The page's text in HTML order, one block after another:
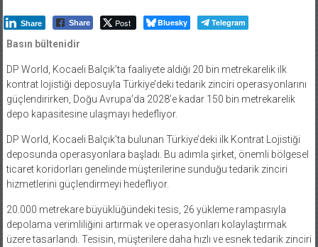
Share Share Post Bluesky Telegram
Basın bültenidir
DP World, Kocaeli Balçık’ta faaliyete aldığı 20 bin metrekarelik ilk
kontrat lojistiği deposuyla Türkiye’deki tedarik zinciri operasyonlarını
güçlendirirken, Doğu Avrupa’da 2028’e kadar 150 bin metrekarelik
depo kapasitesine ulaşmayı hedefliyor.
DP World, Kocaeli Balçık’ta bulunan Türkiye’deki ilk Kontrat Lojistiği
deposunda operasyonlara başladı. Bu adımla şirket, önemli bölgesel
ticaret koridorları genelinde müşterilerine sunduğu tedarik zinciri
hizmetlerini güçlendirmeyi hedefliyor.
20.000 metrekare büyüklüğündeki tesis, 26 yükleme rampasıyla
depolama verimliliğini artırmak ve operasyonları kolaylaştırmak
üzere tasarlandı. Tesisin, müşterilere daha hızlı ve esnek tedarik zinciri